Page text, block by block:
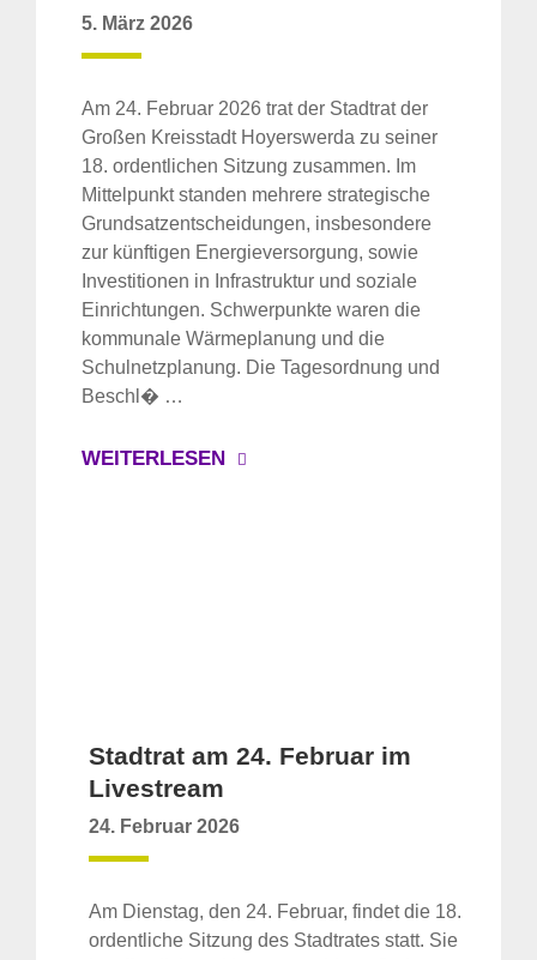
5. März 2026
Am 24. Februar 2026 trat der Stadtrat der
Großen Kreisstadt Hoyerswerda zu seiner
18. ordentlichen Sitzung zusammen. Im
Mittelpunkt standen mehrere strategische
Grundsatzentscheidungen, insbesondere
zur künftigen Energieversorgung, sowie
Investitionen in Infrastruktur und soziale
Einrichtungen. Schwerpunkte waren die
kommunale Wärmeplanung und die
Schulnetzplanung. Die Tagesordnung und
Beschl� …
WEITERLESEN
Stadtrat am 24. Februar im
Livestream
24. Februar 2026
Am Dienstag, den 24. Februar, findet die 18.
ordentliche Sitzung des Stadtrates statt. Sie